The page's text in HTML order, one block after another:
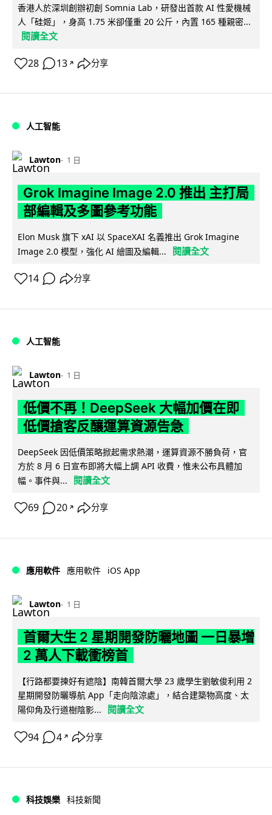
香港人於深圳創辦初創 Somnia Lab，研發出首款 AI 性愛機械
人「硅姬」，身高 1.75 米卻僅重 20 公斤，內置 165 種親密...
閱讀全文
28 13 ↗ 分享
人工智能
Lawton 1 日
Grok Imagine Image 2.0 推出 主打局
部編輯及多圖參考功能
Elon Musk 旗下 xAI 以 SpaceXAI 名義推出 Grok Imagine
Image 2.0 模型，強化 AI 繪圖及編輯...
閱讀全文
14 分享
人工智能
Lawton 1 日
低價不再！DeepSeek 大幅加價在即
低價搶客反釀運算資源告急
DeepSeek 因低價策略掀起需求熱潮，運算資源不勝負荷，官
方於 8 月 6 日宣布即將大幅上調 API 收費，惟未公布具體加
幅。事件與...
閱讀全文
69 20 ↗ 分享
應用軟件 應用軟件 iOS App
Lawton 1 日
首爾大生 2 星期開發防曬地圖 一日暴增
2 萬人下載衝榜首
【行路都要揀好有遮陰】南韓首爾大學 23 歲學生劉敏俊利用 2
星期開發防曬導航 App「走向陰涼處」，結合建築物高度、太
陽仰角及行道樹陰影...
閱讀全文
94 4 ↗ 分享
科技娛樂 科技新聞